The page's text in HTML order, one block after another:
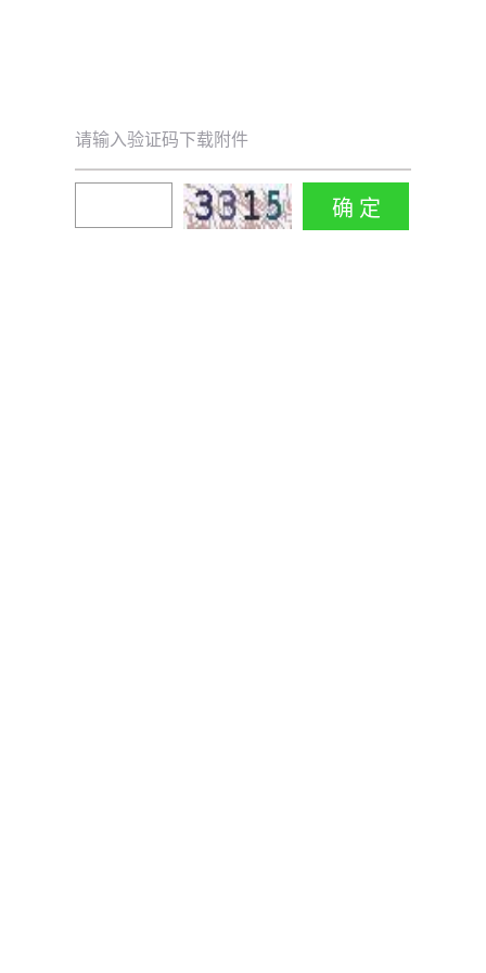
请输入验证码下载附件